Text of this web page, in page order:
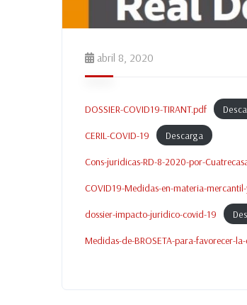
abril 8, 2020
DOSSIER-COVID19-TIRANT.pdf
CERIL-COVID-19 Descarga
Cons-juridicas-RD-8-2020-por-
COVID19-Medidas-en-materia-
dossier-impacto-juridico-covid-19
Medidas-de-BROSETA-para-favorecer-